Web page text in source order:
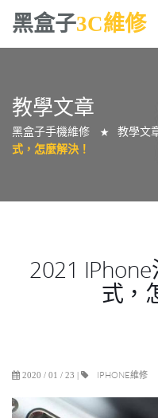
黑盒子3C維修
教學文章
黑盒子手機維修 ★ 教學文
式，怎麼解決！
2021
式，
2020 / 01 / 23 | IPHONE維修